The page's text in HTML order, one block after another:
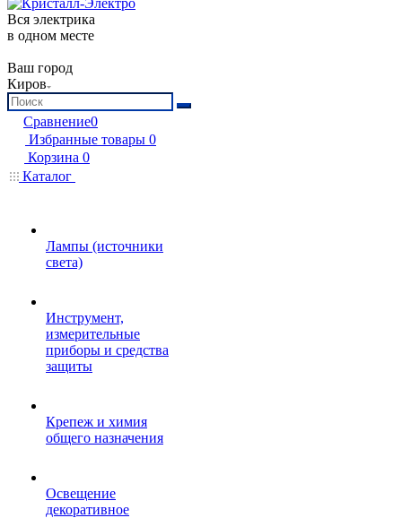
Вся электрика
в одном месте
Ваш город
Киров
Сравнение0
Избранные товары 0
Корзина 0
Каталог
Лампы (источники
света)
Инструмент,
измерительные
приборы и средства
защиты
Крепеж и химия
общего назначения
Освещение
декоративное